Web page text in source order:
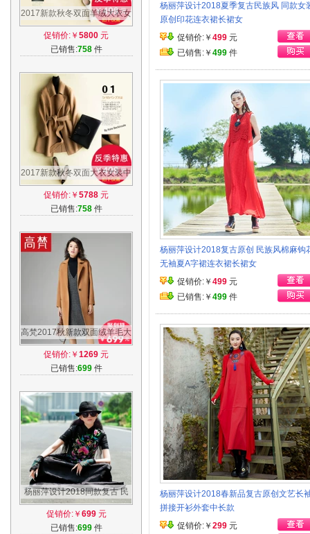
2017新款秋冬双面羊绒大衣女
中长款小个子毛呢子外套羊毛
反季韩国
促销价:￥ 5800 元
已销售:758件
2017新款秋冬双面大衣女装中
长款毛呢子外套小个子韩国无
羊绒反季
促销价:￥ 5788 元
已销售:758件
高梵2017秋新款双面绒羊毛大
衣女毛呢外套中长款韩版双面
呢子大衣
促销价:￥ 1269 元
已销售:699件
杨丽萍设计2018同款复古 民
族风刺绣A字裙连衣裙女2018
春新款长裙
促销价:￥ 699元
已销售:699件
杨丽萍设计2018夏季复古民族风 同款女
原创印花连衣裙长裙女
促销价:￥ 499 元
已销售:￥ 499 件
杨丽萍设计2018复古原创 民族风棉麻钩
无袖夏A字裙连衣裙长裙女
促销价:￥ 499 元
已销售:￥ 499 件
杨丽萍设计2018春新品复古原创文艺长
拼接开衫外套中长款
促销价:￥ 299 元